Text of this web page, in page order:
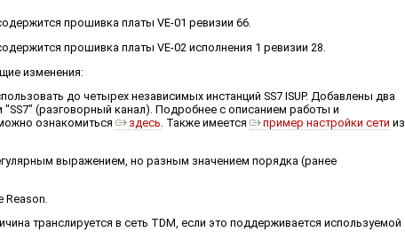
прошивка платы VE-01 ревизии 66.
прошивка платы VE-02 исполнения 1 ревизии 28.
изменения:
до четырех независимых инстанций SS7 ISUP. Добавлены два
"SS7" (разговорный канал). Подробнее с описанием работы и
можно ознакомиться
здесь. Также имеется пример настройки сети из
выражением, но разным значением порядка (ранее
транслируется в сеть TDM, если это поддерживается используемой